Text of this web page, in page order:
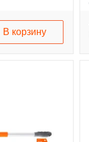
В корзину